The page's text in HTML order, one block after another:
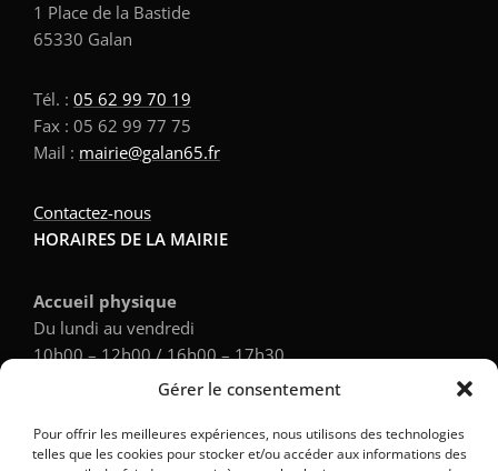
Gérer le consentement
Pour offrir les meilleures expériences, nous utilisons des technologies
telles que les cookies pour stocker et/ou accéder aux informations des
1 Place de la Bastide
65330 Galan
Tél. : 05 62 99 70 19
Fax : 05 62 99 77 75
Mail : mairie@galan65.fr
Contactez-nous
HORAIRES DE LA MAIRIE
Accueil physique
Du lundi au vendredi
10h00 – 12h00 / 16h00 – 17h30
Du lundi au vendredi